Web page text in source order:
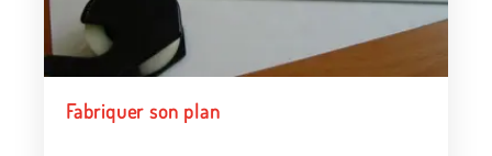
Fabriquer son plan